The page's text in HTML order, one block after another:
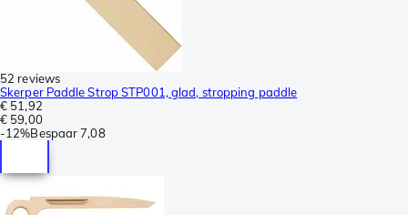
52 reviews
Skerper Paddle Strop STP001, glad, stropping paddle
€ 51,92
€ 59,00
-12%Bespaar 7,08